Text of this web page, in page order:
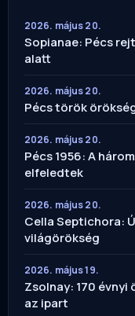
2026. május 20.
Sopianae: Pécs
alatt
2026. május 20.
Pécs török
2026. május 20.
Pécs 1956: A
elfeledtek
2026. május 20.
Cella Septichora:
világörökség
2026. május 19.
Zsolnay: 170
az ipart